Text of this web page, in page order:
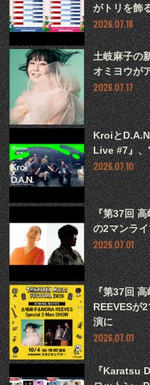
がトリを飾
2026.07.18
土岐麻子の
オミヨウが
2026.07.17
Kroiと
Live #7』、
2026.07.10
『第37回
の2マンラ
2026.07.01
『第37回 高
REEVESが
演に
2026.07.01
『Karatsu